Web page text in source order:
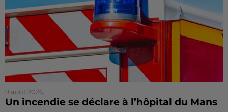
9 août 2026
Un incendie se déclare à l’hôpital du Mans